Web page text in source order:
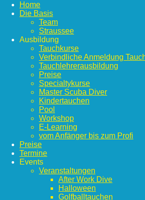
Home
Die Basis
Team
Straussee
Ausbildung
Tauchkurse
Verbindliche Anmeldung
Tauchlehrerausbildung
Preise
Specialtykurse
Master Scuba Diver
Kindertauchen
Pool
Workshop
E-Learning
vom Anfänger bis zum Profi
Preise
Termine
Events
Veranstaltungen
After Work Dive
Halloween
Golfballtauchen